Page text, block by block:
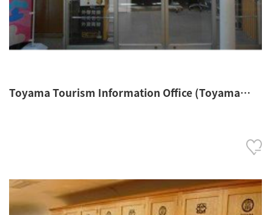
Toyama Tourism Information Office (Toyama